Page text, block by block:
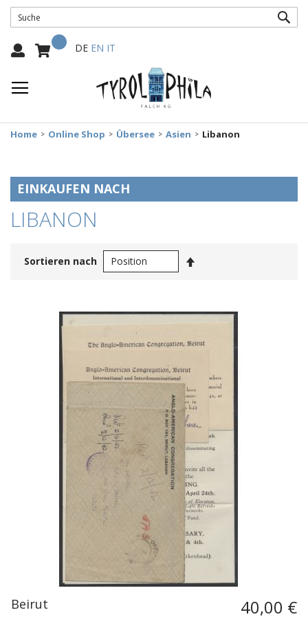
Mein Warenkorb
Select
DE EN IT
Home Online Shop Übersee Asien Libanon
LIBANON
Sortieren nach
Beirut 40,00 €
EINKAUFEN NACH